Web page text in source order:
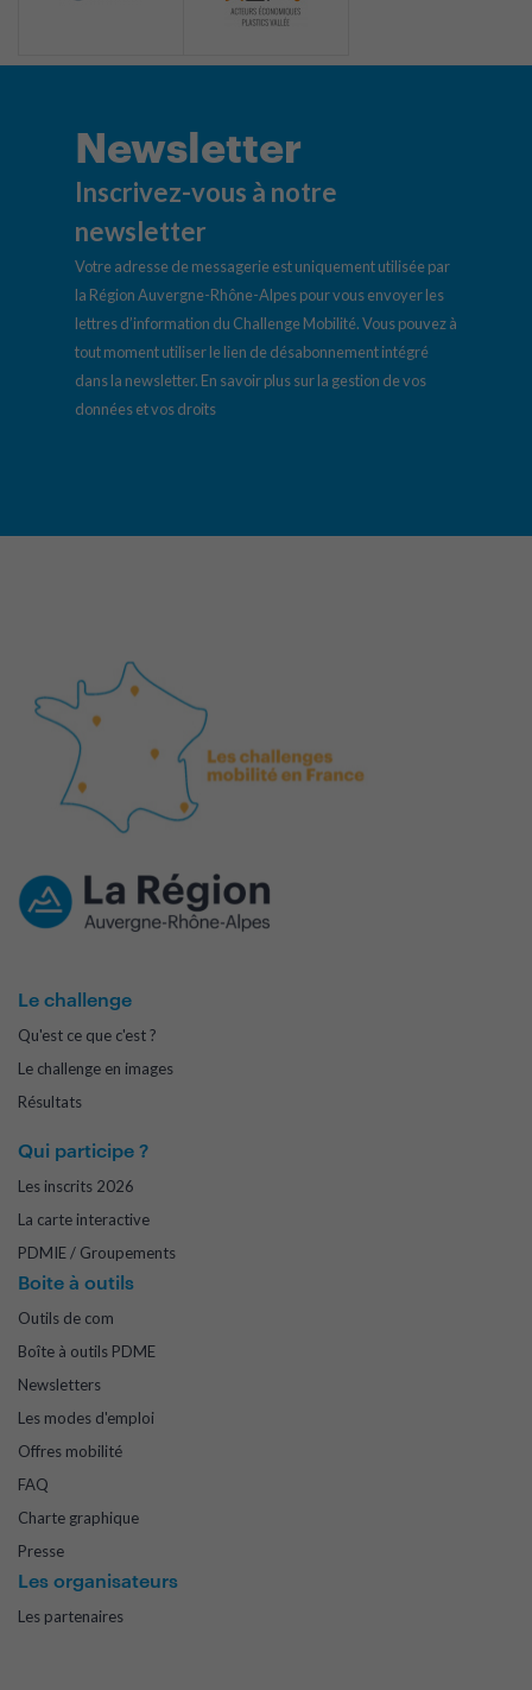
Newsletter
Inscrivez-vous à notre
newsletter
Votre adresse de messagerie est uniquement utilisée par
la Région Auvergne-Rhône-Alpes pour vous envoyer les
lettres d’information du Challenge Mobilité. Vous pouvez à
tout moment utiliser le lien de désabonnement intégré
dans la newsletter. En savoir plus sur la gestion de vos
données et vos droits
Le challenge
Qu'est ce que c'est ?
Le challenge en images
Résultats
Qui participe ?
Les inscrits 2026
La carte interactive
PDMIE / Groupements
Boite à outils
Outils de com
Boîte à outils PDME
Newsletters
Les modes d'emploi
Offres mobilité
FAQ
Charte graphique
Presse
Les organisateurs
Les partenaires